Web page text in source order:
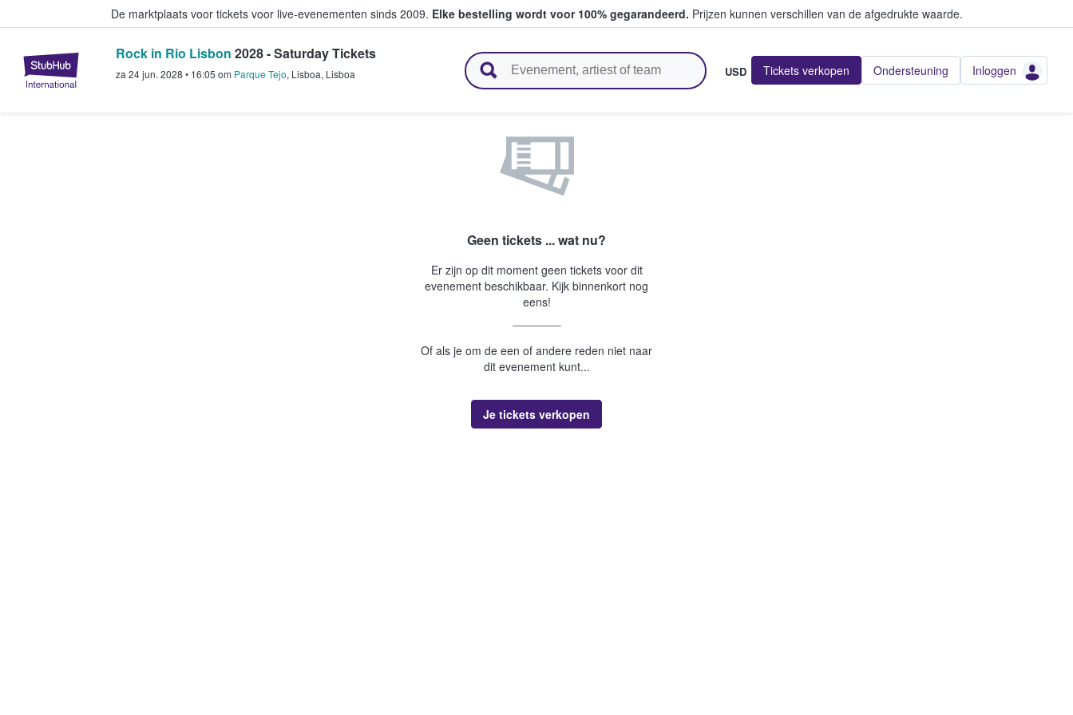
De marktplaats voor tickets voor live-evenementen sinds 2009. Elke bestelling wordt voor 100% gegarandeerd. Prijzen kunnen verschillen van de afgedrukte waarde.
StubHub: waar fans tickets kopen en verkopen
Rock in Rio Lisbon 2028 - Saturday Tickets
za 24 jun. 2028 • 16:05 om Parque Tejo, Lisboa, Lisboa USD Tickets verkopen Ondersteuning Inloggen
Geen tickets ... wat nu?
Er zijn op dit moment geen tickets voor dit
evenement beschikbaar. Kijk binnenkort nog
eens!
Of als je om de een of andere reden niet naar
dit evenement kunt...
Je tickets verkopen